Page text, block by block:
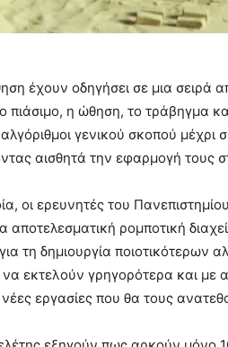
έχουν οδηγήσει σε μια σειρά
η ώθηση, το τράβηγμα
γενικού σκοπού μέχρι
αισθητά την εφαρμογή τους
οι ερευνητές του
αποτελεσματική ρομποτική
τη δημιουργία ποιοτικότερων
εκτελούν γρηγορότερα και με
εργασίες που θα τους